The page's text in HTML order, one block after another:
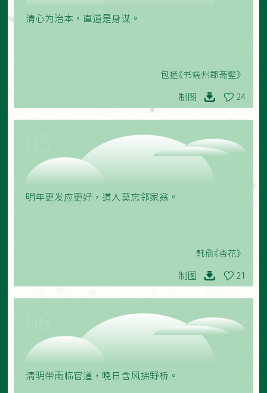
清心为治本，直道是身谋。
包拯《书端州郡斋壁》
制图 24
明年更发应更好，道人莫忘邻家翁。
韩愈《杏花》
制图 21
清明带雨临官道，晚日含风拂野桥。